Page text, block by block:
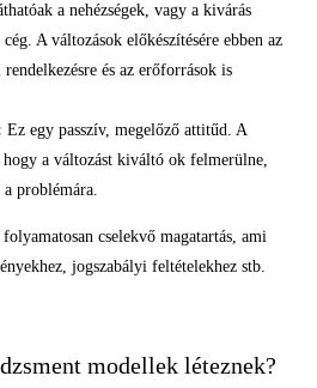
a nehézségek, vagy a kivárás
A változások előkészítésére ebben az
és az erőforrások is
Ez egy passzív, megelőző attitűd. A
hogy a változást kiváltó ok felmerülne,
a problémára.
cselekvő magatartás, ami
jogszabályi feltételekhez stb.
modellek léteznek?